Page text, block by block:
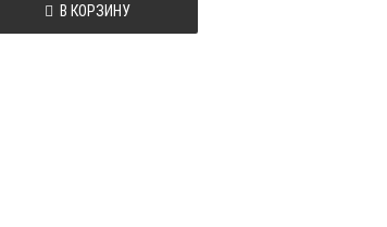
В КОРЗИНУ